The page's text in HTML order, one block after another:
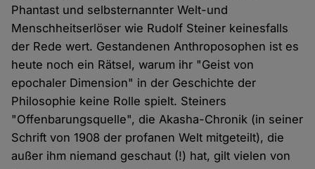
Phantast und selbsternannter Welt-und
Menschheitserlöser wie Rudolf Steiner keinesfalls
der Rede wert. Gestandenen Anthroposophen ist es
heute noch ein Rätsel, warum ihr "Geist von
epochaler Dimension" in der Geschichte der
Philosophie keine Rolle spielt. Steiners
"Offenbarungsquelle", die Akasha-Chronik (in seiner
Schrift von 1908 der profanen Welt mitgeteilt), die
außer ihm niemand geschaut (!) hat, gilt vielen von